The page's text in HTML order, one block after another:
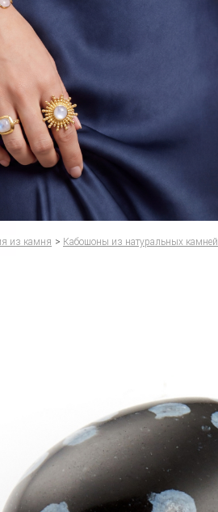
из камня > Кабошоны из натуральных камней